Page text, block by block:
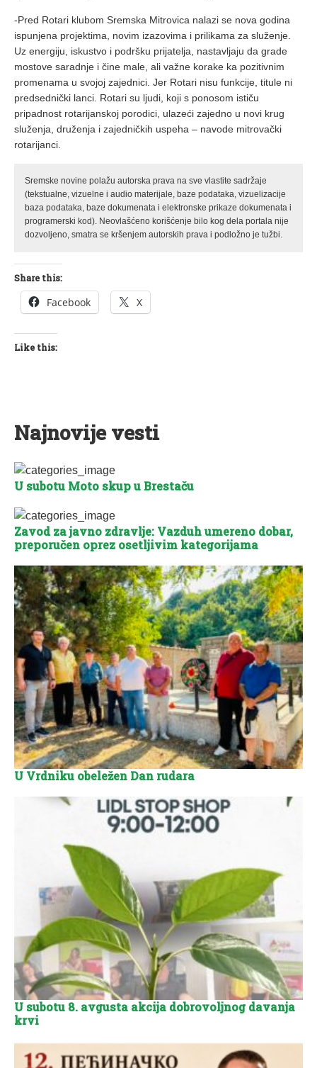
-Pred Rotari klubom Sremska Mitrovica nalazi se nova godina
ispunjena projektima, novim izazovima i prilikama za služenje.
Uz energiju, iskustvo i podršku prijatelja, nastavljaju da grade
mostove saradnje i čine male, ali važne korake ka pozitivnim
promenama u svojoj zajednici. Jer Rotari nisu funkcije, titule ni
predsednički lanci. Rotari su ljudi, koji s ponosom ističu
pripadnost rotarijanskoj porodici, ulazeći zajedno u novi krug
služenja, druženja i zajedničkih uspeha – navode mitrovački
rotarijanci.
Sremske novine polažu autorska prava na sve vlastite sadržaje
(tekstualne, vizuelne i audio materijale, baze podataka, vizuelizacije
baza podataka, baze dokumenata i elektronske prikaze dokumenata i
programerski kod). Neovlašćeno korišćenje bilo kog dela portala nije
dozvoljeno, smatra se kršenjem autorskih prava i podložno je tužbi.
Share this:
Facebook X
Like this:
Najnovije vesti
U subotu Moto skup u Brestaču
Zavod za javno zdravlje: Vazduh umereno dobar,
preporučen oprez osetljivim kategorijama
U Vrdniku obeležen Dan rudara
U subotu 8. avgusta akcija dobrovoljnog davanja
krvi